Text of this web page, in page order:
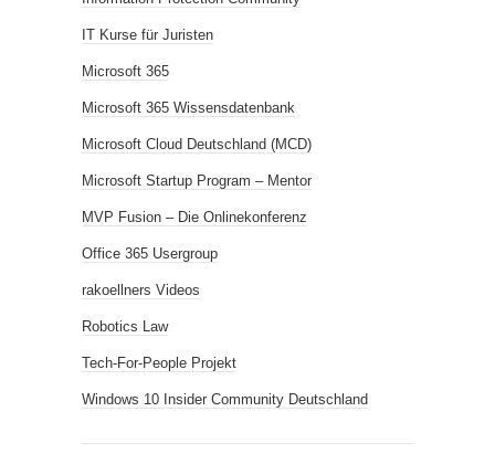
IT Kurse für Juristen
Microsoft 365
Microsoft 365 Wissensdatenbank
Microsoft Cloud Deutschland (MCD)
Microsoft Startup Program – Mentor
MVP Fusion – Die Onlinekonferenz
Office 365 Usergroup
rakoellners Videos
Robotics Law
Tech-For-People Projekt
Windows 10 Insider Community Deutschland